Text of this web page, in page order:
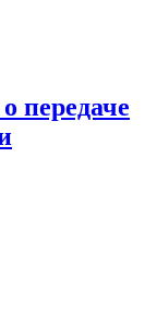
передаче